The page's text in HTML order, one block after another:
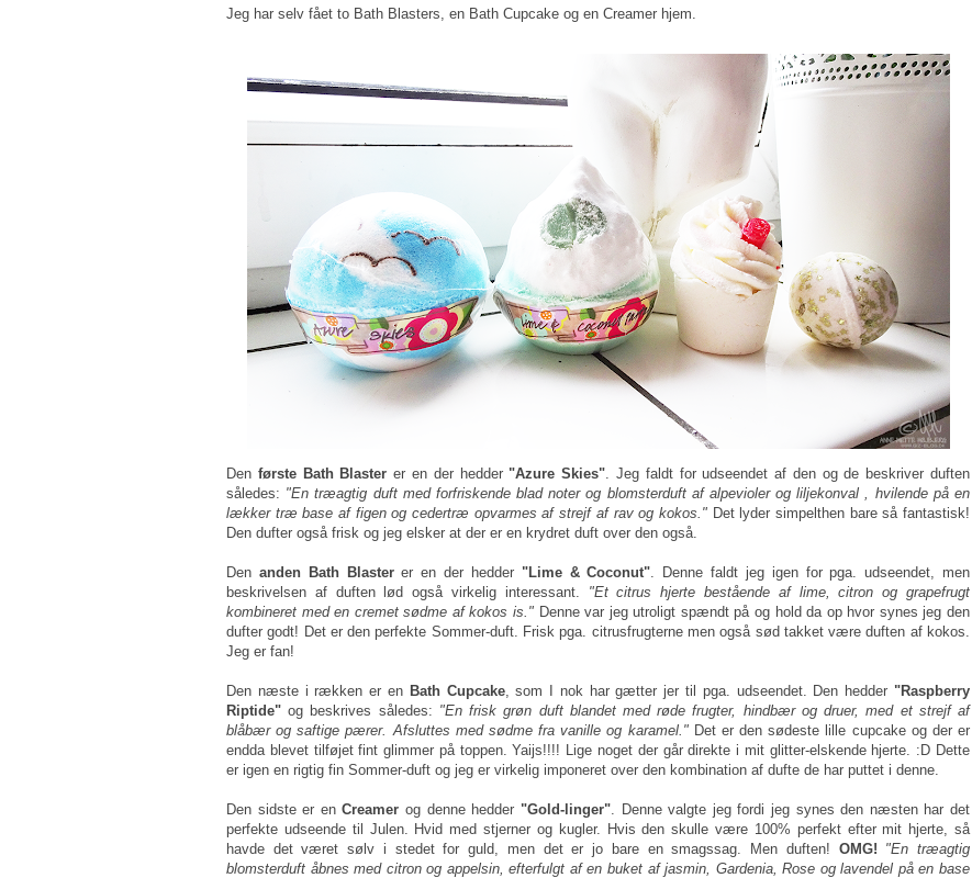
Jeg har selv fået to Bath Blasters, en Bath Cupcake og en Creamer hjem.
Den første Bath Blaster er en der hedder "Azure Skies". Jeg faldt for udseendet af den og de beskriver duften
således: "En træagtig duft med forfriskende blad noter og blomsterduft af alpevioler og liljekonval , hvilende på en
lækker træ base af figen og cedertræ opvarmes af strejf af rav og kokos."Det lyder simpelthen bare så fantastisk!
Den dufter også frisk og jeg elsker at der er en krydret duft over den også.
Den anden Bath Blasterer en der hedder "Lime & Coconut". Denne faldt jeg igen for pga. udseendet, men
beskrivelsen af duften lød også virkelig interessant. "Et citrus hjerte bestående af lime, citron og grapefrugt
kombineret med en cremet sødme af kokos is." Denne var jeg utroligt spændt på og hold da op hvor synes jeg den
dufter godt! Det er den perfekte Sommer-duft. Frisk pga. citrusfrugterne men også sød takket være duften af kokos.
Jeg er fan!
Den næste i rækken er en Bath Cupcake, som I nok har gætter jer til pga. udseendet. Den hedder "Raspberry
Riptide" og beskrives således: "En frisk grøn duft blandet med røde frugter, hindbær og druer, med et strejf af
blåbær og saftige pærer. Afsluttes med sødme fra vanille og karamel."Det er den sødeste lille cupcake og der er
endda blevet tilføjet fint glimmer på toppen. Yaijs!!!! Lige noget der går direkte i mit glitter-elskende hjerte. :D Dette
er igen en rigtig fin Sommer-duft og jeg er virkelig imponeret over den kombination af dufte de har puttet i denne.
Den sidste er enCreamer og denne hedder "Gold-linger". Denne valgte jeg fordi jeg synes den næsten har det
perfekte udseende til Julen. Hvid med stjerner og kugler. Hvis den skulle være 100% perfekt efter mit hjerte, så
havde det været sølv i stedet for guld, men det er jo bare en smagssag. Men duften! OMG! "En træagtig
blomsterduft åbnes med citron og appelsin, efterfulgt af en buket af jasmin, Gardenia, Rose og lavendel på en base